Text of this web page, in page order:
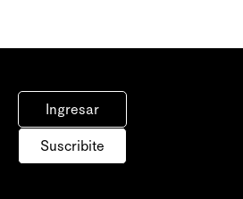
Ingresar
Suscribite